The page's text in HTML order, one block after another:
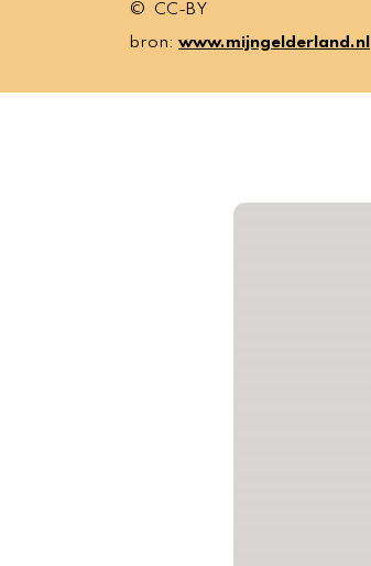
© CC-BY
bron: www.mijngelderland.nl